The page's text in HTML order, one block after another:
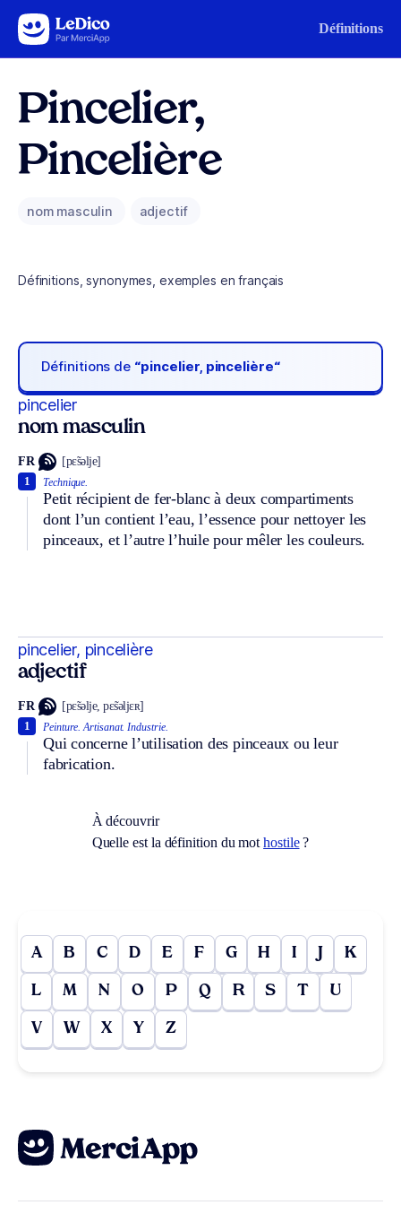
Aller au contenu Définitions
Pincelier,
Pincelière
nom masculin adjectif
Définitions, synonymes, exemples en français
Définitions de “pincelier, pincelière“
pincelier
nom masculin
FR [pɛ̃səlje]
Technique.
Petit récipient de fer-blanc à deux compartiments
dont l’un contient l’eau, l’essence pour nettoyer les
pinceaux, et l’autre l’huile pour mêler les couleurs.
1
pincelier, pincelière
adjectif
FR [pɛ̃səlje, pɛ̃səljɛʀ]
Peinture. Artisanat. Industrie.
Qui concerne l’utilisation des pinceaux ou leur
fabrication.
1
À découvrir
Quelle est la définition du mothostile?
A B C D E F G H I J K
L M N O P Q R S T U
V W X Y Z